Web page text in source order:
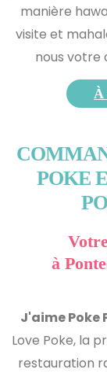
manière
visite et
nous votre
À
POKE
à
J'aime Poke
Love Poke, la
restauration